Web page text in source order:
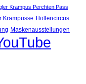
Krampus Perchten Pass
Krampusse Höllencircus
Maskenausstellungen